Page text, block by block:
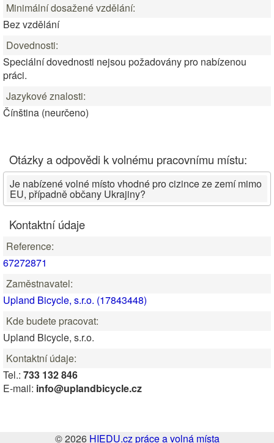
Minimální dosažené vzdělání:
Bez vzdělání
Dovednosti:
Speciální dovednosti nejsou požadovány pro nabízenou
práci.
Jazykové znalosti:
Čínština (neurčeno)
Otázky a odpovědi k volnému pracovnímu místu:
Je nabízené volné místo vhodné pro cizince ze zemí mimo
EU, případně občany Ukrajiny?
Kontaktní údaje
Reference:
67272871
Zaměstnavatel:
Upland Bicycle, s.r.o. (17843448)
Kde budete pracovat:
Upland Bicycle, s.r.o.
Kontaktní údaje:
Tel.: 733 132 846
E-mail: info@uplandbicycle.cz
© 2026 HIEDU.cz práce a volná místa